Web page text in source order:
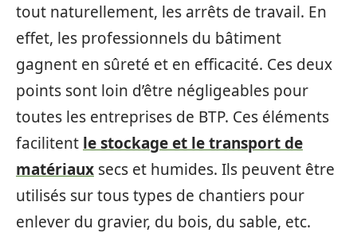
tout naturellement, les arrêts de travail. En
effet, les professionnels du bâtiment
gagnent en sûreté et en efficacité. Ces deux
points sont loin d’être négligeables pour
toutes les entreprises de BTP. Ces éléments
facilitent le stockage et le transport de
matériaux secs et humides. Ils peuvent être
utilisés sur tous types de chantiers pour
enlever du gravier, du bois, du sable, etc.